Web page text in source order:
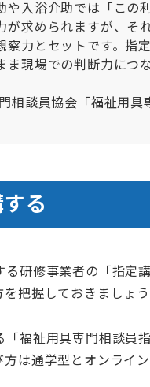
や入浴介助では「この
が求められますが、そ
察力とセットです。指
ま現場での判断力につ
相談員協会「福祉用具
る
研修事業者の「指定
把握しておきましょう
福祉用具専門相談員
は通学型とオンライ